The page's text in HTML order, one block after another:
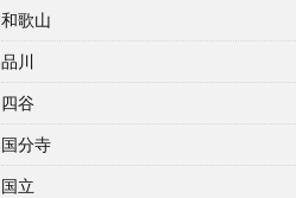
和歌山
品川
四谷
国分寺
国立